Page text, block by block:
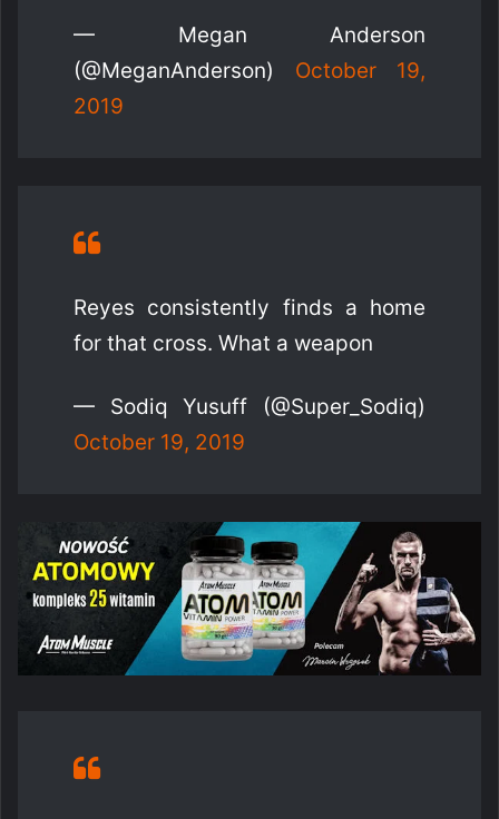
— Megan Anderson
(@MeganAnderson) October 19,
2019
Reyes consistently finds a home
for that cross. What a weapon
— Sodiq Yusuff (@Super_Sodiq)
October 19, 2019